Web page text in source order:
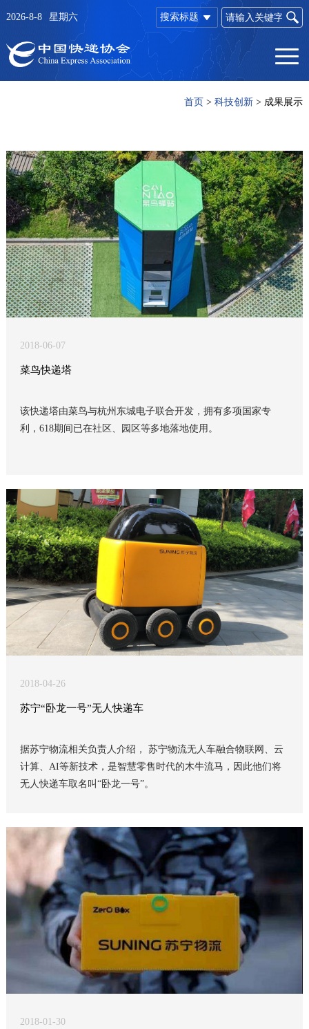
搜索标题
2026-8-8 星期六
首页 >科技创新 > 成果展示
2018-06-07
菜鸟快递塔
该快递塔由菜鸟与杭州东城电子联合开发，拥有多项国家专
利，618期间已在社区、园区等多地落地使用。
2018-04-26
苏宁“卧龙一号”无人快递车
据苏宁物流相关负责人介绍， 苏宁物流无人车融合物联网、云
计算、AI等新技术，是智慧零售时代的木牛流马，因此他们将
无人快递车取名叫“卧龙一号”。
2018-01-30